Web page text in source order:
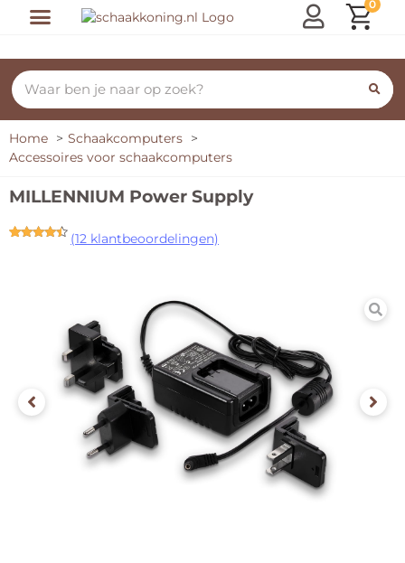
0
Home
Schaakcomputers
Accessoires voor schaakcomputers
MILLENNIUM Power Supply
Gewaardeerd
(12 klantbeoordelingen)